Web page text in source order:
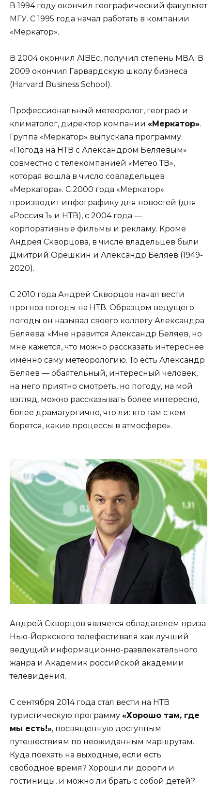
В 1994 году окончил географический факультет
МГУ. С 1995 года начал работать в компании
«Меркатор».
В 2004 окончил AIBEc, получил степень МВА. В
2009 окончил Гарвардскую школу бизнеса
(Harvard Business School).
Профессиональный метеоролог, географ и
климатолог, директор компании «Меркатор».
Группа «Меркатор» выпускала программу
«Погода на НТВ с Александром Беляевым»
совместно с телекомпанией «Метео ТВ»,
которая вошла в число совладельцев
«Меркатора». С 2000 года «Меркатор»
производит инфографику для новостей (для
«Россия 1» и НТВ), с 2004 года —
корпоративные фильмы и рекламу. Кроме
Андрея Скворцова, в числе владельцев были
Дмитрий Орешкин и Александр Беляев (1949-
2020).
С 2010 года Андрей Скворцов начал вести
прогноз погоды на НТВ. Образцом ведущего
погоды он называл своего коллегу Александра
Беляева: «Мне нравится Александр Беляев, но
мне кажется, что можно рассказать интереснее
именно саму метеорологию. То есть Александр
Беляев — обаятельный, интересный человек,
на него приятно смотреть, но погоду, на мой
взгляд, можно рассказывать более интересно,
более драматургично, что ли: кто там с кем
борется, какие процессы в атмосфере».
Андрей Скворцов является обладателем приза
Нью-Йоркского телефестиваля как лучший
ведущий информационно-развлекательного
жанра и Академик российской академии
телевидения.
С сентября 2014 года стал вести на НТВ
туристическую программу «Хорошо там, где
мы есть!», посвященную доступным
путешествиям по неожиданным маршрутам.
Куда поехать на выходные, если есть
свободное время? Хороши ли дороги и
гостиницы, и можно ли брать с собой детей?